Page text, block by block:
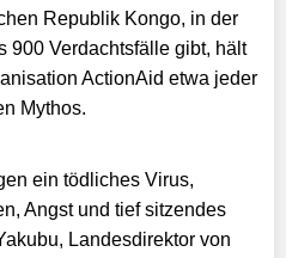
Republik Kongo, in der
900 Verdachtsfälle gibt, hält
ActionAid etwa jeder
Mythos.
ein tödliches Virus,
Angst und tief sitzendes
Landesdirektor von